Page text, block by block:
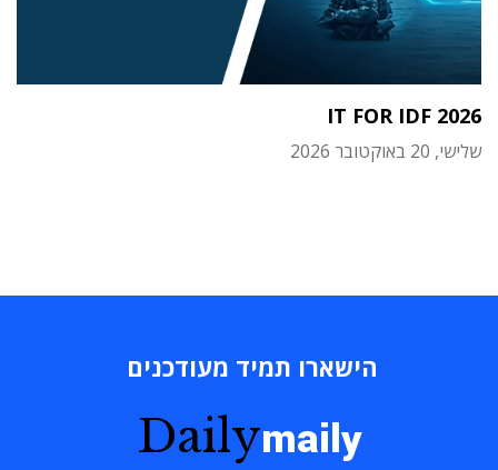
IT FOR IDF 2026
שלישי, 20 באוקטובר 2026
הישארו תמיד מעודכנים
Dailymaily